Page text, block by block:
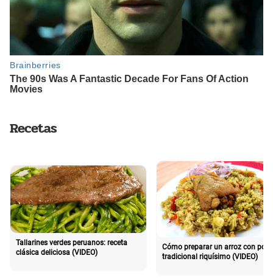
Recetas
Tallarines verdes peruanos: receta
clásica deliciosa (VIDEO)
Cómo preparar un arroz con pollo
tradicional riquísimo (VIDEO)